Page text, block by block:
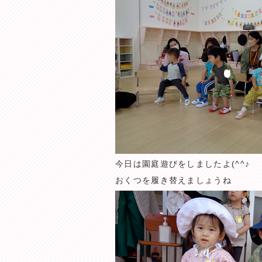
今日は園庭遊びをしましたよ(^^♪
おくつを履き替えましょうね